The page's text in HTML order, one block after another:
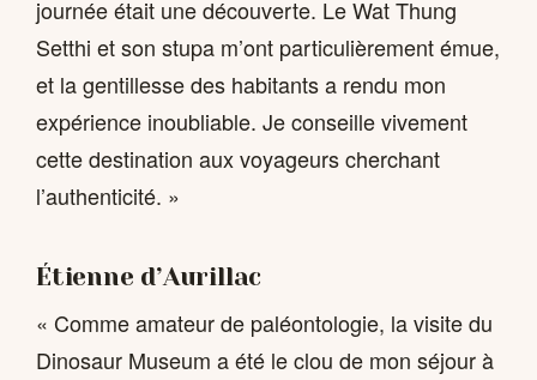
journée était une découverte. Le Wat Thung
Setthi et son stupa m’ont particulièrement émue,
et la gentillesse des habitants a rendu mon
expérience inoubliable. Je conseille vivement
cette destination aux voyageurs cherchant
l’authenticité. »
Étienne d’Aurillac
« Comme amateur de paléontologie, la visite du
Dinosaur Museum a été le clou de mon séjour à